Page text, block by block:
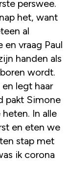
perswee.
het, want
al
en vraag Paul
handen als
wordt.
legt haar
pakt Simone
heten. In alle
en eten we
stap met
ik corona